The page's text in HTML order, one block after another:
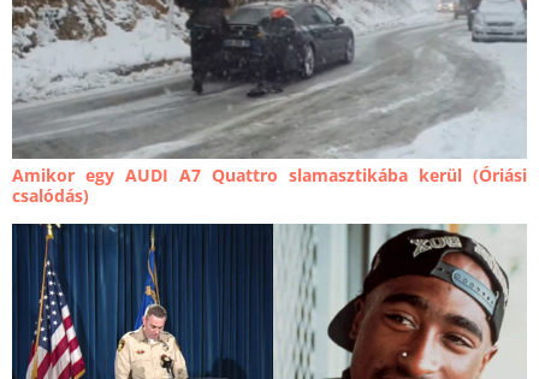
Amikor egy AUDI A7 Quattro slamasztikába kerül (Óriási
csalódás)